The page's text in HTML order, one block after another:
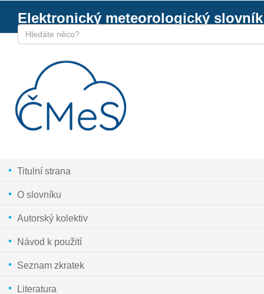
Elektronický meteorologický slovník
Titulní strana
O slovníku
Autorský kolektiv
Návod k použití
Seznam zkratek
Literatura